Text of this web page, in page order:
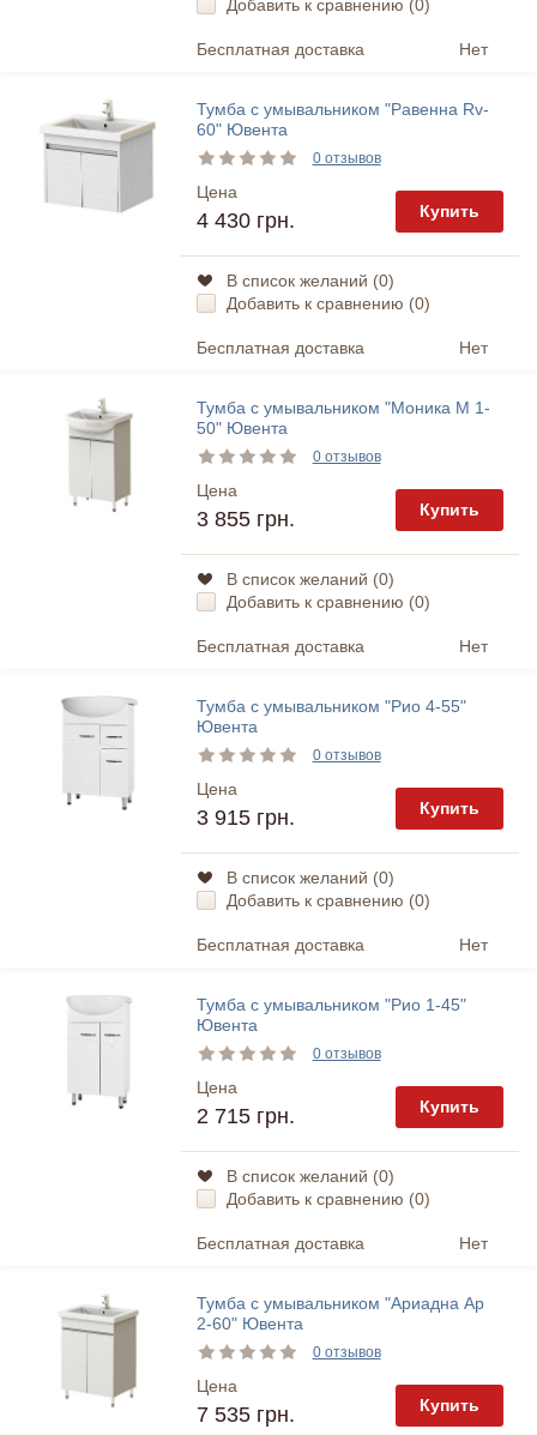
Добавить к сравнению (0)
Бесплатная доставка Нет
Тумба с умывальником "Равенна Rv-
60" Ювента
0 отзывов
Цена
4 430 грн. Купить
В список желаний (0)
Добавить к сравнению (0)
Бесплатная доставка Нет
Тумба с умывальником "Моника М 1-
50" Ювента
0 отзывов
Цена
3 855 грн. Купить
В список желаний (0)
Добавить к сравнению (0)
Бесплатная доставка Нет
Тумба с умывальником "Рио 4-55"
Ювента
0 отзывов
Цена
3 915 грн. Купить
В список желаний (0)
Добавить к сравнению (0)
Бесплатная доставка Нет
Тумба с умывальником "Рио 1-45"
Ювента
0 отзывов
Цена
2 715 грн. Купить
В список желаний (0)
Добавить к сравнению (0)
Бесплатная доставка Нет
Тумба с умывальником "Ариадна Ар
2-60" Ювента
0 отзывов
Цена
7 535 грн. Купить